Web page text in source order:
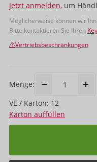
Jetzt anmelden, um
Möglicherweise können wir
Bitte kontaktieren Sie Ihren
Vertriebsbeschränkungen
Menge:
VE / Karton: 12
Karton auffüllen